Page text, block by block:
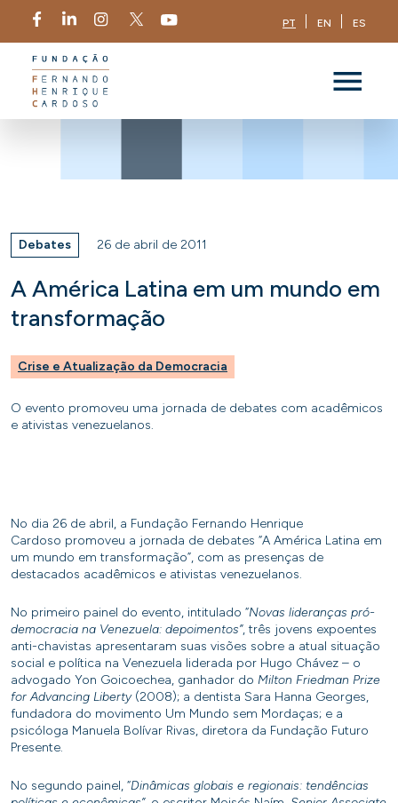
PT EN ES
Debates 26 de abril de 2011
A América Latina em um mundo em
transformação
Crise e Atualização da Democracia
O evento promoveu uma jornada de debates com acadêmicos
e ativistas venezuelanos.
No dia 26 de abril, a Fundação Fernando Henrique
Cardoso promoveu a jornada de debates “A América Latina em
um mundo em transformação”, com as presenças de
destacados acadêmicos e ativistas venezuelanos.
No primeiro painel do evento, intitulado “Novas lideranças pró-
democracia na Venezuela: depoimentos”, três jovens expoentes
anti-chavistas apresentaram suas visões sobre a atual situação
social e política na Venezuela liderada por Hugo Chávez – o
advogado Yon Goicoechea, ganhador do Milton Friedman Prize
for Advancing Liberty(2008); a dentista Sara Hanna Georges,
fundadora do movimento Um Mundo sem Mordaças; e a
psicóloga Manuela Bolívar Rivas, diretora da Fundação Futuro
Presente.
No segundo painel, “Dinâmicas globais e regionais: tendências